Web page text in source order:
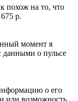
похож на то, что
р.
момент я
данными о пульсе
о его
или возможность